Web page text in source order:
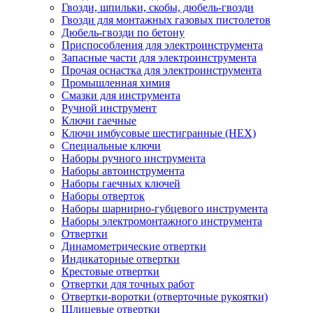
Гвозди, шпильки, скобы, дюбель-гвозди
Гвозди для монтажных газовых пистолетов
Дюбель-гвозди по бетону
Приспособления для электроинструмента
Запасные части для электроинструмента
Прочая оснастка для электроинструмента
Промышленная химия
Смазки для инструмента
Ручной инструмент
Ключи гаечные
Ключи имбусовые шестигранные (HEX)
Специальные ключи
Наборы ручного инструмента
Наборы автоинструмента
Наборы гаечных ключей
Наборы отверток
Наборы шарнирно-губцевого инструмента
Наборы электромонтажного инструмента
Отвертки
Динамометрические отвертки
Индикаторные отвертки
Крестовые отвертки
Отвертки для точных работ
Отвертки-воротки (отверточные рукоятки)
Шлицевые отвертки